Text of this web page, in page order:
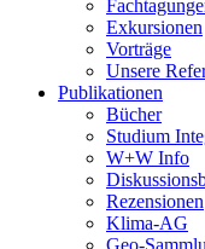
Exkursionen
Vorträge
Unsere
Publikationen
Bücher
Studium
W+W Info
Rezensionen
Klima-AG
Geo-